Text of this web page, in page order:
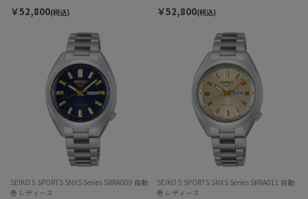
￥52,800(税込) ￥52,800(税込)
SEIKO 5 SPORTS SNXS Series SRRA009 自動
巻 レディース
SEIKO 5 SPORTS SNXS Series SRRA011 自動
巻 レディース